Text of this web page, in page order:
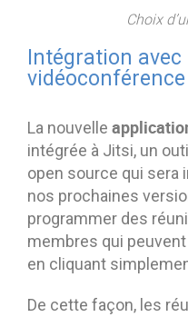
Choix
Intégration
vidéoconférence
La nouvelle
intégrée à Jitsi, un
open source qui sera
nos prochaines
programmer des
membres qui
en cliquant
De cette façon, les